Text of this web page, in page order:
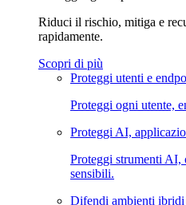
Riduci il rischio, mitiga e
rapidamente.
Scopri di più
Proteggi utenti e
Proteggi ogni utente,
Proteggi AI,
Proteggi strumenti
sensibili.
Difendi ambienti ibridi